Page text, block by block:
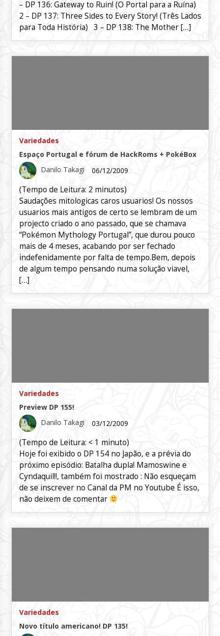
– DP 136: Gateway to Ruin! (O Portal para a Ruína)
2 – DP 137: Three Sides to Every Story! (Três Lados
para Toda História) 3 – DP 138: The Mother […]
Variedades
Espaço Portugal e fórum de HackRoms + PokéBox
Danilo Takagi
06/12/2009
(Tempo de Leitura: 2 minutos)
Saudações mitologicas caros usuarios! Os nossos
usuarios mais antigos de certo se lembram de um
projecto criado o ano passado, que se chamava
“Pokémon Mythology Portugal”, que durou pouco
mais de 4 meses, acabando por ser fechado
indefenidamente por falta de tempo.Bem, depois
de algum tempo pensando numa solução viavel,
[…]
Variedades
Preview DP 155!
Danilo Takagi
03/12/2009
(Tempo de Leitura: < 1 minuto)
Hoje foi exibido o DP 154 no Japão, e a prévia do
próximo episódio: Batalha dupla! Mamoswine e
Cyndaquil!!, também foi mostrado : Não esqueçam
de se inscrever no Canal da PM no Youtube É isso,
não deixem de comentar
Variedades
Novo título americano! DP 135!